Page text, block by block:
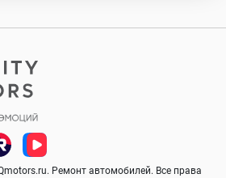
Ремонт автомобилей. Все права